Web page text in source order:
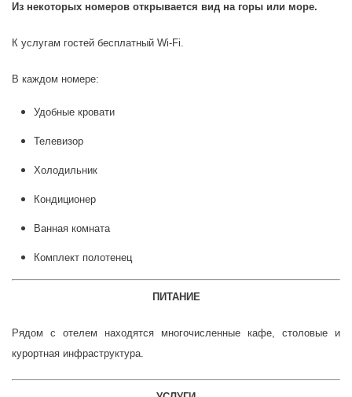
Из некоторых номеров открывается вид на горы или море.
К услугам гостей бесплатный Wi-Fi.
В каждом номере:
Удобные кровати
Телевизор
Холодильник
Кондиционер
Ванная комната
Комплект полотенец
ПИТАНИЕ
Рядом с отелем находятся многочисленные кафе, столовые и
курортная инфраструктура.